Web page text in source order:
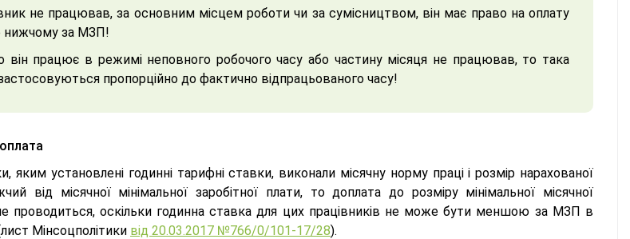
не працював, за основним місцем роботи чи за сумісництвом, він має право на оплату
нижчому за МЗП!
він працює в режимі неповного робочого часу або частину місяця не працював, то така
пропорційно до фактично відпрацьованого часу!
яким установлені годинні тарифні ставки, виконали місячну норму праці і розмір нарахованої
від місячної мінімальної заробітної плати, то доплата до розміру мінімальної місячної
проводиться, оскільки годинна ставка для цих працівників не може бути меншою за МЗП в
Мінсоцполітики від 20.03.2017 №766/0/101-17/28).